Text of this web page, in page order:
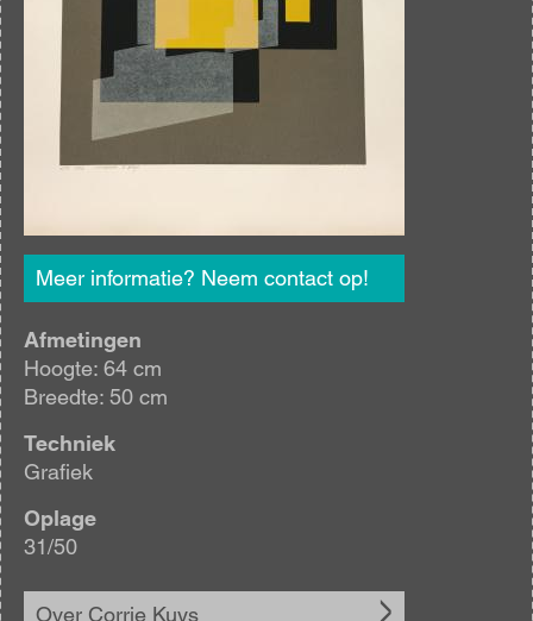
Meer informatie? Neem contact op!
Afmetingen
Hoogte: 64 cm
Breedte: 50 cm
Techniek
Grafiek
Oplage
31/50
Over Corrie Kuys